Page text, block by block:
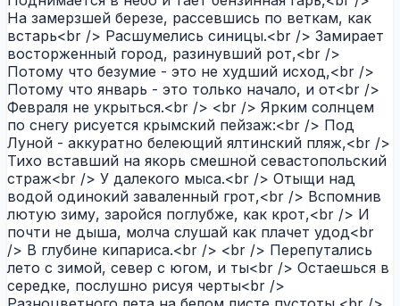
На замерзшей березе, рассевшись по веткам, как
встарь<br /> Расшумелись синицы.<br /> Замирает
восторженный город, разинувший рот,<br />
Потому что безумие - это не худший исход,<br />
Потому что январь - это только начало, и от<br />
Февраля не укрыться.<br /> <br /> Ярким солнцем
по снегу рисуется крымский пейзаж:<br /> Под
Луной - аккуратно белеющий ялтинский пляж,<br />
Тихо вставший на якорь смешной севастопольский
страж<br /> У далекого мыса.<br /> Отыщи над
водой одинокий заваленный грот,<br /> Вспомнив
лютую зиму, заройся поглубже, как крот,<br /> И
почти не дыша, молча слушай как плачет удод<br
/> В глубине кипариса.<br /> <br /> Перепутались
лето с зимой, север с югом, и ты<br /> Остаешься в
середке, послушно рисуя черты<br />